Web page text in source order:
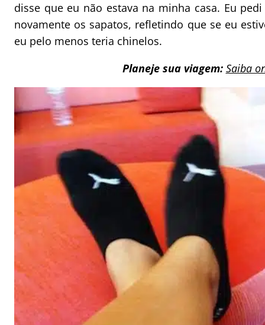
disse que eu não estava na minha casa. Eu
novamente os sapatos, refletindo que se eu
eu pelo menos teria chinelos.
Planeje sua viagem: Saiba